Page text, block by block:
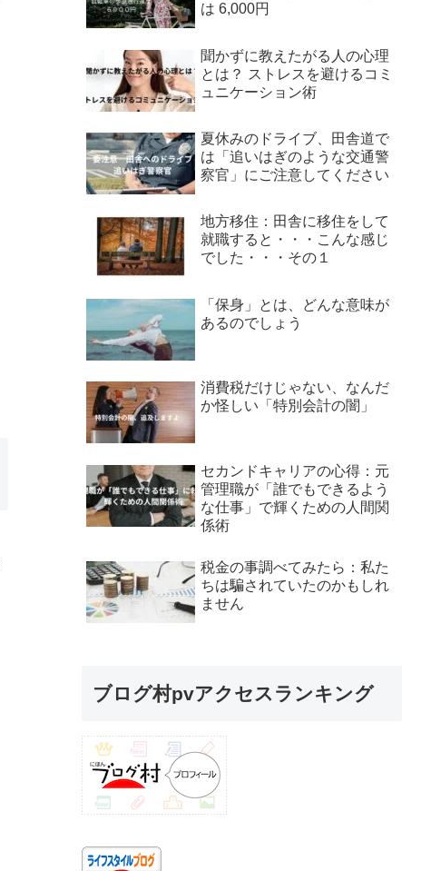
は 6,000円
聞かずに教えたがる人の心理
とは？ ストレスを避けるコミ
ュニケーション術
夏休みのドライブ、田舎道で
は「追いはぎのような交通警
察官」にご注意してください
地方移住：田舎に移住をして
就職すると・・・こんな感じ
でした・・・その１
「保身」とは、どんな意味が
あるのでしょう
消費税だけじゃない、なんだ
か怪しい「特別会計の闇」
セカンドキャリアの心得：元
管理職が「誰でもできるよう
な仕事」で輝くための人間関
係術
税金の事調べてみたら：私た
ちは騙されていたのかもしれ
ません
ブログ村pvアクセスランキング